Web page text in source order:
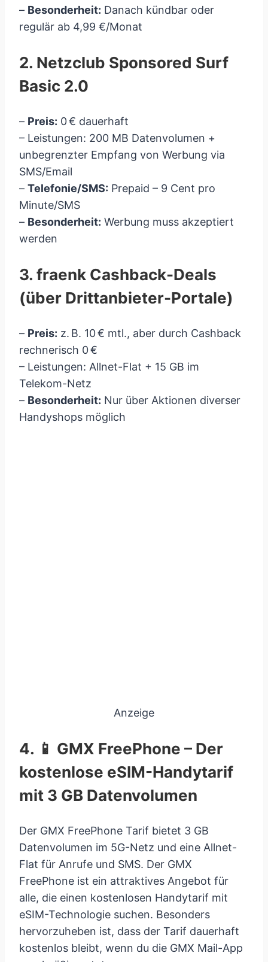
– Besonderheit: Danach kündbar oder
regulär ab 4,99 €/Monat
2. Netzclub Sponsored Surf
Basic 2.0
– Preis: 0 € dauerhaft
– Leistungen: 200 MB Datenvolumen +
unbegrenzter Empfang von Werbung via
SMS/Email
– Telefonie/SMS: Prepaid – 9 Cent pro
Minute/SMS
– Besonderheit: Werbung muss akzeptiert
werden
3. fraenk Cashback-Deals
(über Drittanbieter-Portale)
– Preis: z. B. 10 € mtl., aber durch Cashback
rechnerisch 0 €
– Leistungen: Allnet-Flat + 15 GB im
Telekom-Netz
– Besonderheit: Nur über Aktionen diverser
Handyshops möglich
Anzeige
4. 📱 GMX FreePhone – Der
kostenlose eSIM-Handytarif
mit 3 GB Datenvolumen
Der GMX FreePhone Tarif bietet 3 GB
Datenvolumen im 5G-Netz und eine Allnet-
Flat für Anrufe und SMS. Der GMX
FreePhone ist ein attraktives Angebot für
alle, die einen kostenlosen Handytarif mit
eSIM-Technologie suchen. Besonders
hervorzuheben ist, dass der Tarif dauerhaft
kostenlos bleibt, wenn du die GMX Mail-App